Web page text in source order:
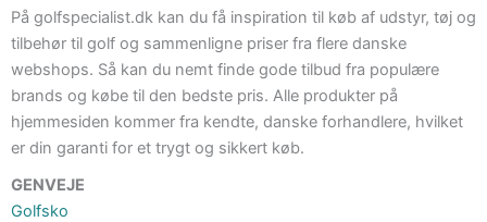
På golfspecialist.dk kan du få inspiration til køb af udstyr, tøj og
tilbehør til golf og sammenligne priser fra flere danske
webshops. Så kan du nemt finde gode tilbud fra populære
brands og købe til den bedste pris. Alle produkter på
hjemmesiden kommer fra kendte, danske forhandlere, hvilket
er din garanti for et trygt og sikkert køb.
GENVEJE
Golfsko